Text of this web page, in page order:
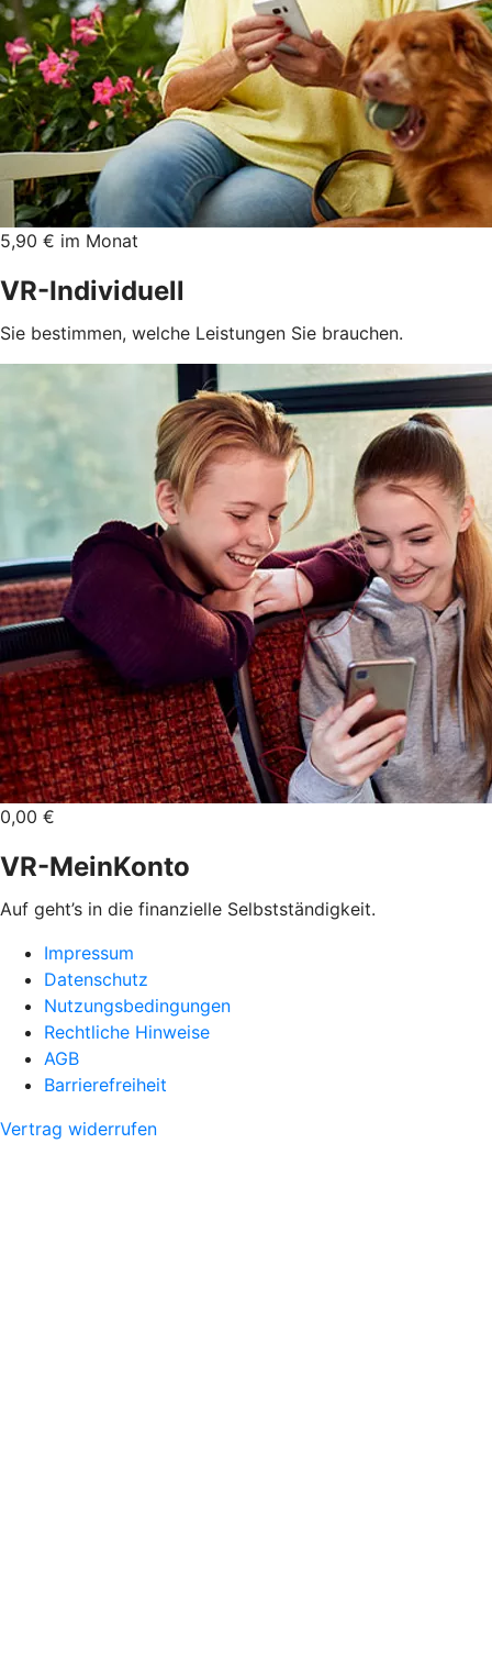
5,90 € im Monat
VR-Individuell
Sie bestimmen, welche Leistungen Sie brauchen.
0,00 €
VR-MeinKonto
Auf geht’s in die finanzielle Selbstständigkeit.
Impressum
Datenschutz
Nutzungsbedingungen
Rechtliche Hinweise
AGB
Barrierefreiheit
Vertrag widerrufen